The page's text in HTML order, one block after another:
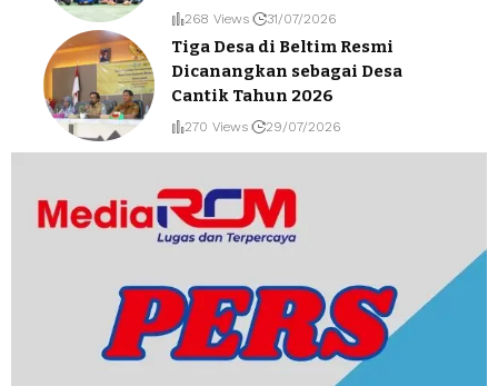
268 Views 31/07/2026
Tiga Desa di Beltim Resmi
Dicanangkan sebagai Desa
Cantik Tahun 2026
270 Views 29/07/2026